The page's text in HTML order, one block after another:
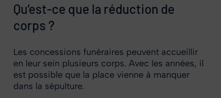
Qu’est-ce que la réduction de
corps ?
Les concessions funéraires peuvent accueillir
en leur sein plusieurs corps. Avec les années, il
est possible que la place vienne à manquer
dans la sépulture.